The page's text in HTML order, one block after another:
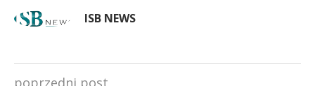
ISB NEWS
poprzedni post